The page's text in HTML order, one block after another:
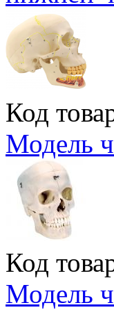
Код
Модель
Код
Модель